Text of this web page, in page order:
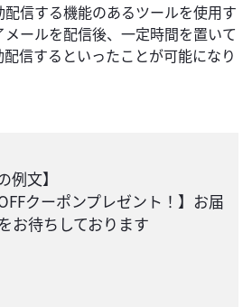
信する機能のあるツールを使用す
ールを配信後、一定時間を置いて
信するといったことが可能になり
例文】
クーポンプレゼント！】お届
お待ちしております